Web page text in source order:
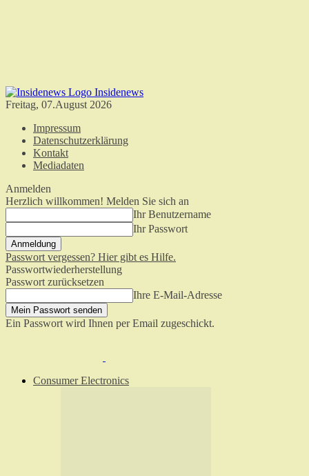
Insidenews
Freitag, 07.August 2026
Impressum
Datenschutzerklärung
Kontakt
Mediadaten
Anmelden
Herzlich willkommen! Melden Sie sich an
Ihr Benutzername
Ihr Passwort
Passwort vergessen? Hier gibt es Hilfe.
Passwortwiederherstellung
Passwort zurücksetzen
Ihre E-Mail-Adresse
Ein Passwort wird Ihnen per Email zugeschickt.
Consumer Electronics